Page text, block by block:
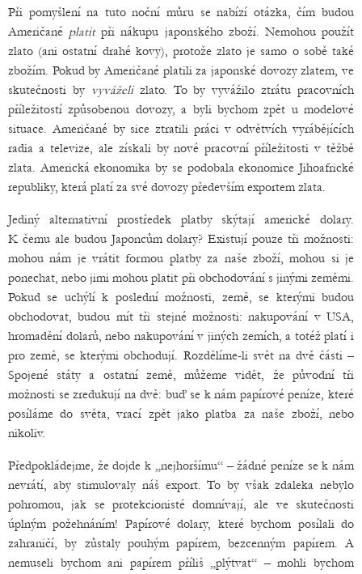
Při pomyšlení na tuto noční můru se nabízí otázka, čím budou
Američané platitpři nákupu japonského zboží. Nemohou použít
zlato (ani ostatní drahé kovy), protože zlato je samo o sobě také
zbožím. Pokud by Američané platili za japonské dovozy zlatem, ve
skutečnosti by vyváželi zlato. To by vyvážilo ztrátu pracovních
příležitostí způsobenou dovozy, a byli bychom zpět u modelové
situace. Američané by sice ztratili práci v odvětvích vyrábějících
radia a televize, ale získali by nové pracovní příležitosti v těžbě
zlata. Americká ekonomika by se podobala ekonomice Jihoafrické
republiky, která platí za své dovozy především exportem zlata.
Jediný alternativní prostředek platby skýtají americké dolary.
K čemu ale budou Japoncům dolary? Existují pouze tři možnosti:
mohou nám je vrátit formou platby za naše zboží, mohou si je
ponechat, nebo jimi mohou platit při obchodování s jinými zeměmi.
Pokud se uchýlí k poslední možnosti, země, se kterými budou
obchodovat, budou mít tři stejné možnosti: nakupování v USA,
hromadění dolarů, nebo nakupování v jiných zemích, a totéž platí i
pro země, se kterými obchodují. Rozdělíme-li svět na dvě části –
Spojené státy a ostatní země, můžeme vidět, že původní tři
možnosti se zredukují na dvě: buď se k nám papírové peníze, které
posíláme do světa, vrací zpět jako platba za naše zboží, nebo
nikoliv.
Předpokládejme, že dojde k „nejhoršímu“ – žádné peníze se k nám
nevrátí, aby stimulovaly náš export. To by však zdaleka nebylo
pohromou, jak se protekcionisté domnívají, ale ve skutečnosti
úplným požehnáním! Papírové dolary, které bychom posílali do
zahraničí, by zůstaly pouhým papírem, bezcenným papírem. A
nemuseli bychom ani papírem příliš „plýtvat“ – mohli bychom